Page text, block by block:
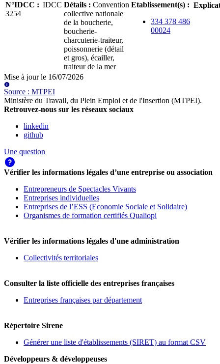
N°IDCC : IDCC
3254
Détails : Convention
collective nationale
de la boucherie,
boucherie-
charcuterie-traiteur,
poissonnerie (détail
et gros), écailler,
traiteur de la mer
Etablissement(s) :
334 378 486
00024
Mise à jour le 16/07/2026
Source : MTPEI
Ministère du Travail, du Plein Emploi et de l'Insertion (MTPEI).
Retrouvez-nous sur les réseaux sociaux
linkedin
github
Une question
Vérifier les informations légales d’une entreprise ou association
Entrepreneurs de Spectacles Vivants
Entreprises individuelles
Entreprises de l’ESS (Economie Sociale et Solidaire)
Organismes de formation certifiés Qualiopi
Vérifier les informations légales d'une administration
Collectivités territoriales
Consulter la liste officielle des entreprises françaises
Entreprises françaises par département
Répertoire Sirene
Générer une liste d'établissements (SIRET) au format CSV
Développeurs & développeuses